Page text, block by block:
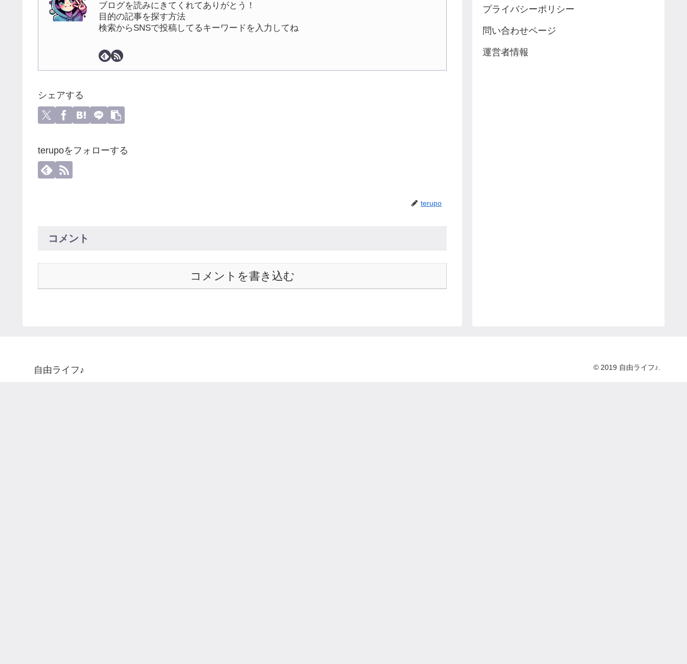
ブログを読みにきてくれてありがとう！
目的の記事を探す方法
検索からSNSで投稿してるキーワードを入力してね
シェアする
terupoをフォローする
terupo
コメント
コメントを書き込む
プライバシーポリシー
問い合わせページ
運営者情報
自由ライフ♪ © 2019 自由ライフ♪.